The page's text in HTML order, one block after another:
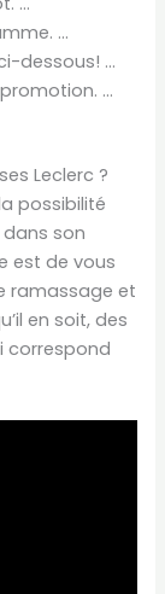
…
dessous! …
…
Leclerc ?
possibilité
son
est de vous
ramassage et
en soit, des
correspond